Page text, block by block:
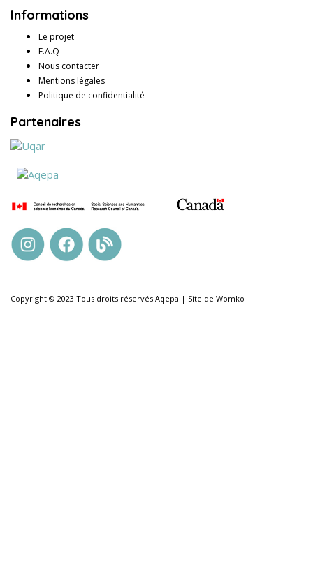
Informations
Le projet
F.A.Q
Nous contacter
Mentions légales
Politique de confidentialité
Partenaires
Copyright © 2023 Tous droits réservés Aqepa | Site de Womko